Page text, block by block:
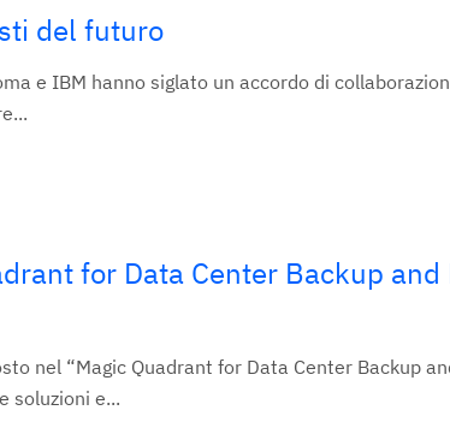
del futuro
e IBM hanno siglato un accordo di
for Data Center Backup and
nel “Magic Quadrant for Data Center Backup
soluzioni e...